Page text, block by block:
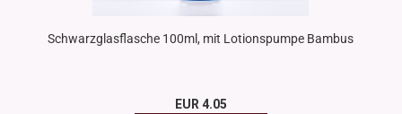
Schwarzglasflasche 100ml, mit Lotionspumpe Bambus
EUR 4.05